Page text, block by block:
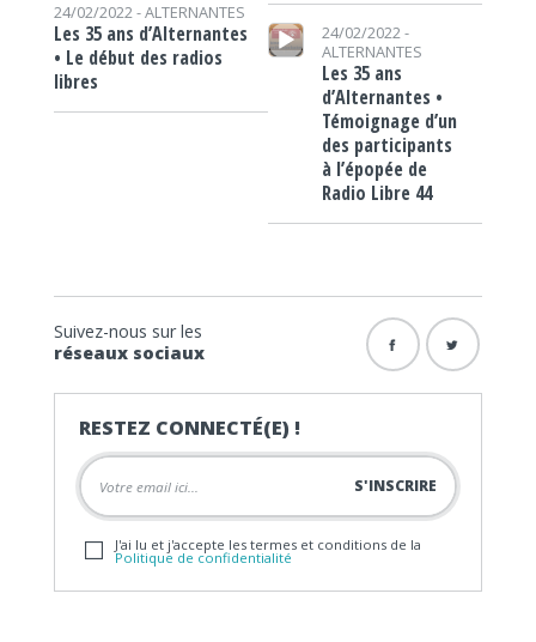
24/02/2022 -ALTERNANTES
Les 35 ans d’Alternantes
• Le début des radios
libres
Lecteur audio
24/02/2022 -
ALTERNANTES
Les 35 ans
d’Alternantes •
Témoignage d’un
des participants
à l’épopée de
Radio Libre 44
Suivez-nous sur les
réseaux sociaux
RESTEZ CONNECTÉ(E) !
J'ai lu et j'accepte les termes et conditions de la
Politique de confidentialité